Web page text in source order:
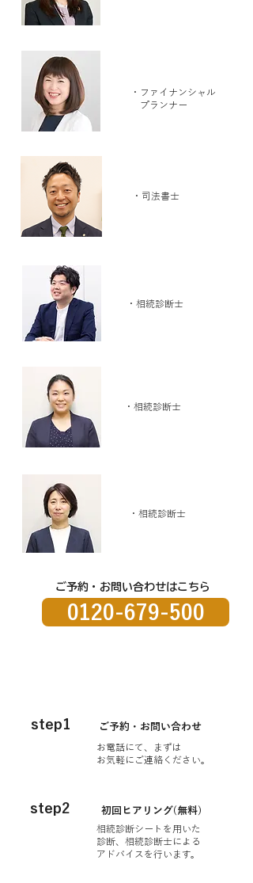
・ファイナンシャル
​ プランナー
・司法書士
・相続診断士
・相続診断士
・相続診断士
ご予約・お問い合わせはこちら
0120-679-500
ご予約・お問い合わせ
step1
お電話にて、まずは
お気軽にご連絡ください。
初回ヒアリング(無料)
step2
相続診断シートを用いた
診断、相続診断士による
アドバイスを行います。